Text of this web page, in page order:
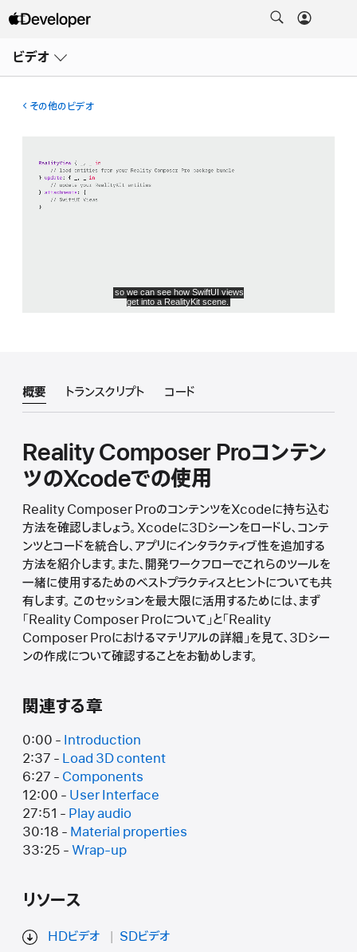
ビデオ
ー
その他のビデオ
概要 トランスクリプト コード
Reality Composer Proコンテン
ツのXcodeでの使用
Reality Composer ProのコンテンツをXcodeに持ち込む
方法を確認しましょう。Xcodeに3Dシーンをロードし、コンテ
ンツとコードを統合し、アプリにインタラクティブ性を追加する
方法を紹介します。また、開発ワークフローでこれらのツールを
一緒に使用するためのベストプラクティスとヒントについても共
有します。 このセッションを最大限に活用するためには、まず
「Reality Composer Proについて」と「Reality
Composer Proにおけるマテリアルの詳細」を見て、3Dシー
ンの作成について確認することをお勧めします。
関連する章
0:00 - Introduction
2:37 - Load 3D content
6:27 - Components
12:00 - User Interface
27:51 - Play audio
30:18 - Material properties
33:25 - Wrap-up
リソース
HDビデオ SDビデオ